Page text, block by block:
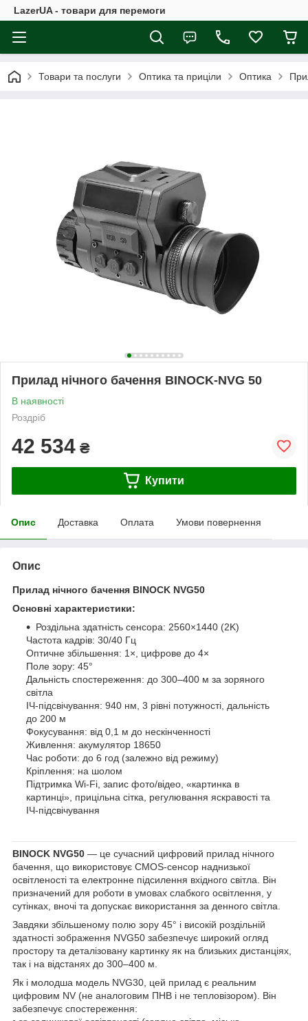
LazerUA - товари для перемоги
Товари та послуги Оптика та приціли Оптика
Прилад нічного бачення BINOCK-NVG 50
В наявності
Роздріб
42 534 ₴
Купити
Опис Доставка Оплата Умови повернення
Опис
Прилад нічного бачення BINOCK NVG50
Основні характеристики:
Роздільна здатність сенсора: 2560×1440 (2K)
Частота кадрів: 30/40 Гц
Оптичне збільшення: 1×, цифрове до 4×
Поле зору: 45°
Дальність спостереження: до 300–400 м за зоряного
світла
ІЧ-підсвічування: 940 нм, 3 рівні потужності, дальність
до 200 м
Фокусування: від 0,1 м до нескінченності
Живлення: акумулятор 18650
Час роботи: до 6 год (залежно від режиму)
Кріплення: на шолом
Підтримка Wi-Fi, запис фото/відео, «картинка в
картинці», прицільна сітка, регулювання яскравості та
ІЧ-підсвічування
BINOCK NVG50 — це сучасний цифровий прилад нічного
бачення, що використовує CMOS-сенсор наднизької
освітленості та електронне підсилення вхідного світла. Він
призначений для роботи в умовах слабкого освітлення, у
сутінках, вночі та допускає використання за денного світла.
Завдяки збільшеному полю зору 45° і високій роздільній
здатності зображення NVG50 забезпечує широкий огляд
простору та деталізовану картинку як на близьких дистанціях,
так і на відстанях до 300–400 м.
Як і молодша модель NVG30, цей прилад є реальним
цифровим NV (не аналоговим ПНВ і не тепловізором). Він
забезпечує спостереження: